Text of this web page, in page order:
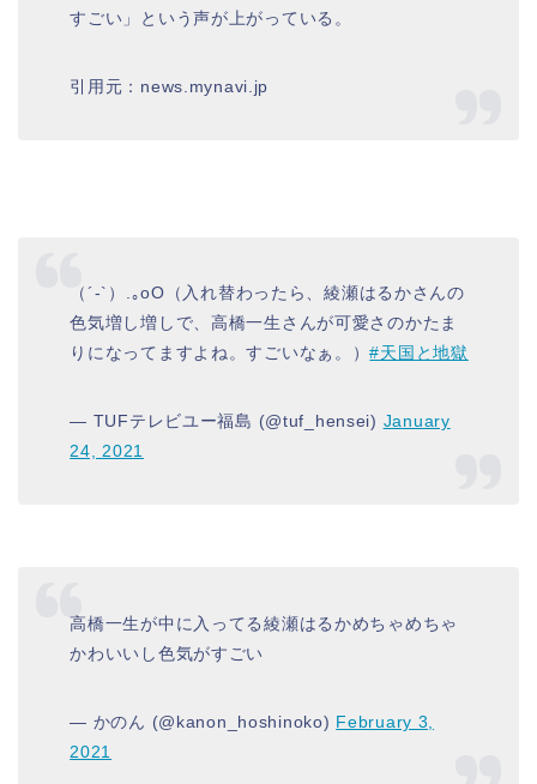
すごい」という声が上がっている。
引用元：news.mynavi.jp
（´-`）.｡oO（入れ替わったら、綾瀬はるかさんの
色気増し増しで、高橋一生さんが可愛さのかたま
りになってますよね。すごいなぁ。）#天国と地獄
— TUFテレビユー福島 (@tuf_hensei) January
24, 2021
高橋一生が中に入ってる綾瀬はるかめちゃめちゃ
かわいいし色気がすごい
— かのん (@kanon_hoshinoko) February 3,
2021